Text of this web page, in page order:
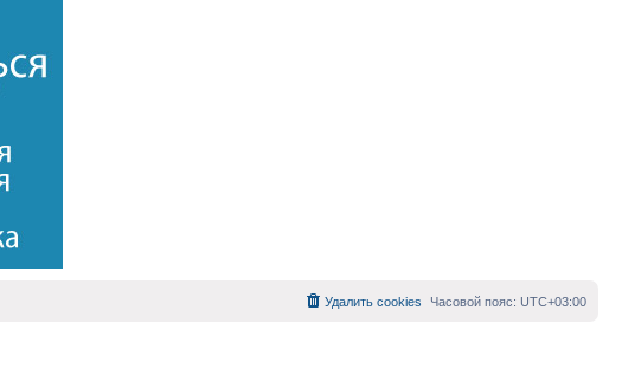
Часовой пояс: UTC+03:00
Удалить cookies